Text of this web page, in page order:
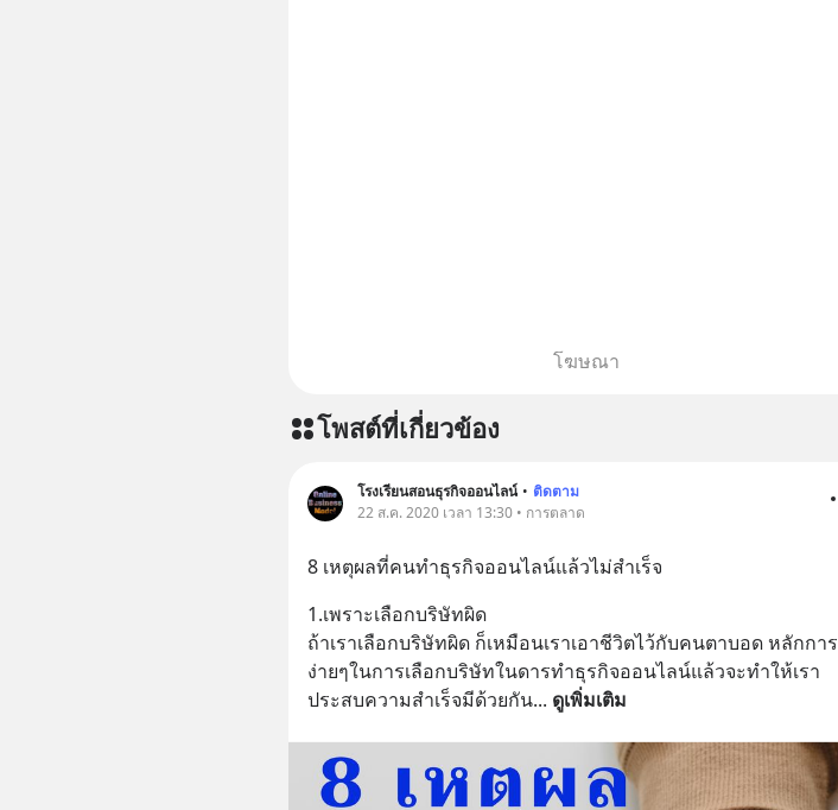
โฆษณา
โพสต์ที่เกี่ยวข้อง
โรงเรียนสอนธุรกิจออนไลน์ • ติดตาม
22 ส.ค. 2020 เวลา 13:30 • การตลาด
8 เหตุผลที่คนทำธุรกิจออนไลน์แล้วไม่สำเร็จ
1.เพราะเลือกบริษัทผิด
ถ้าเราเลือกบริษัทผิด ก็เหมือนเราเอาชีวิตไว้กับคนตาบอด หลักการ
ง่ายๆในการเลือกบริษัทในดารทำธุรกิจออนไลน์แล้วจะทำให้เรา
ประสบความสำเร็จมีด้วยกัน... ดูเพิ่มเติม